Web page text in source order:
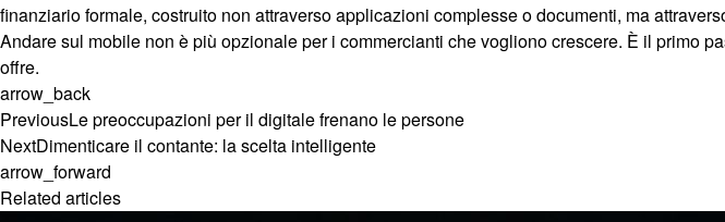
finanziario formale, costruito non attraverso applicazioni complesse o documenti, ma
Andare sul mobile non è più opzionale per i commercianti che vogliono crescere. È il primo
offre.
arrow_back
PreviousLe preoccupazioni per il digitale frenano le persone
NextDimenticare il contante: la scelta intelligente
arrow_forward
Related articles